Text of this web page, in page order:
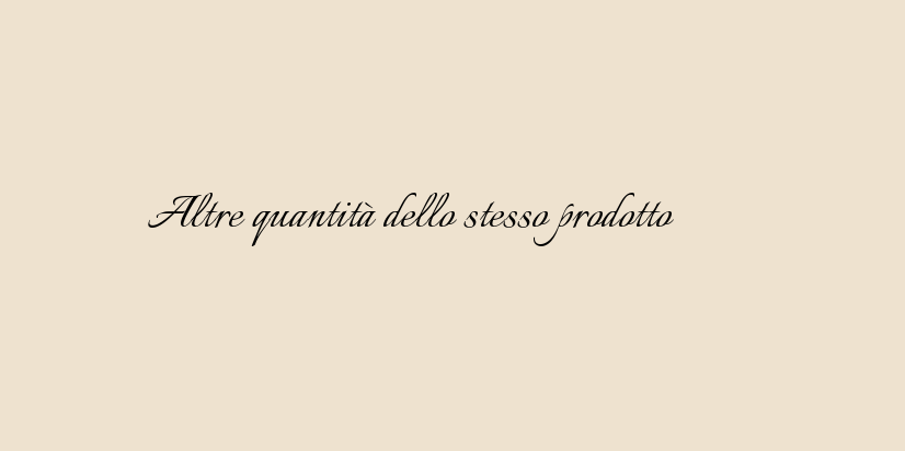
Altre quantità dello stesso prodotto